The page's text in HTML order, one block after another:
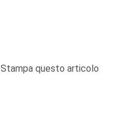
Stampa questo articolo